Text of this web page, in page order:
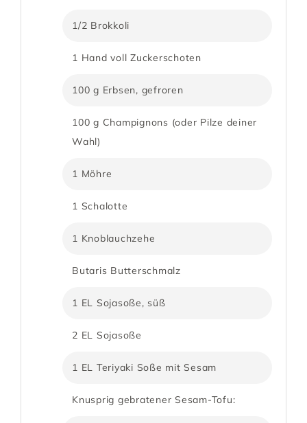
1/2 Brokkoli
1 Hand voll Zuckerschoten
100 g Erbsen, gefroren
100 g Champignons (oder Pilze deiner
Wahl)
1 Möhre
1 Schalotte
1 Knoblauchzehe
Butaris Butterschmalz
1 EL Sojasoße, süß
2 EL Sojasoße
1 EL Teriyaki Soße mit Sesam
Knusprig gebratener Sesam-Tofu: